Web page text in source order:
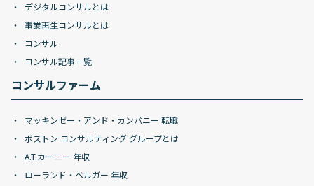
デジタルコンサルとは
事業再生コンサルとは
コンサル
コンサル記事一覧
コンサルファーム
マッキンゼー・アンド・カンパニー 転職
ボストン コンサルティング グループとは
A.T.カーニー 年収
ローランド・ベルガー 年収